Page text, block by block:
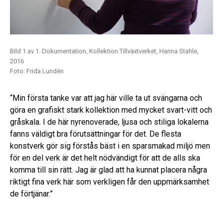
Bild 1 av 1. Dokumentation, Kollektion Tillväxtverket, Hanna Stahle,
2016
Foto: Frida Lundén
“Min första tanke var att jag här ville ta ut svängarna och
göra en grafiskt stark kollektion med mycket svart-vitt och
gråskala. I de här nyrenoverade, ljusa och stiliga lokalerna
fanns väldigt bra förutsättningar för det. De flesta
konstverk gör sig förstås bäst i en sparsmakad miljö men
för en del verk är det helt nödvändigt för att de alls ska
komma till sin rätt. Jag är glad att ha kunnat placera några
riktigt fina verk här som verkligen får den uppmärksamhet
de förtjänar.”